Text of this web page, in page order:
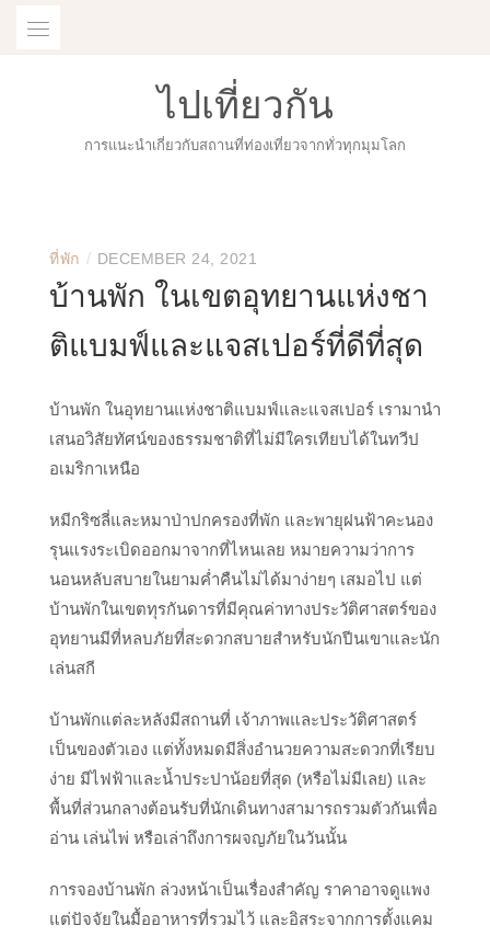
ไปเที่ยวกัน
การแนะนำเกี่ยวกับสถานที่ท่องเที่ยวจากทั่วทุกมุมโลก
ที่พัก / DECEMBER 24, 2021
บ้านพัก ในเขตอุทยานแห่งชา
ติแบมฟ์และแจสเปอร์ที่ดีที่สุด
บ้านพัก ในอุทยานแห่งชาติแบมฟ์และแจสเปอร์ เรามานำ
เสนอวิสัยทัศน์ของธรรมชาติที่ไม่มีใครเทียบได้ในทวีป
อเมริกาเหนือ
หมีกริซลี่และหมาป่าปกครองที่พัก และพายุฝนฟ้าคะนอง
รุนแรงระเบิดออกมาจากที่ไหนเลย หมายความว่าการ
นอนหลับสบายในยามค่ำคืนไม่ได้มาง่ายๆ เสมอไป แต่
บ้านพักในเขตทุรกันดารที่มีคุณค่าทางประวัติศาสตร์ของ
อุทยานมีที่หลบภัยที่สะดวกสบายสำหรับนักปีนเขาและนัก
เล่นสกี
บ้านพักแต่ละหลังมีสถานที่ เจ้าภาพและประวัติศาสตร์
เป็นของตัวเอง แต่ทั้งหมดมีสิ่งอำนวยความสะดวกที่เรียบ
ง่าย มีไฟฟ้าและน้ำประปาน้อยที่สุด (หรือไม่มีเลย) และ
พื้นที่ส่วนกลางต้อนรับที่นักเดินทางสามารถรวมตัวกันเพื่อ
อ่าน เล่นไพ่ หรือเล่าถึงการผจญภัยในวันนั้น
การจองบ้านพัก ล่วงหน้าเป็นเรื่องสำคัญ ราคาอาจดูแพง
แต่ปัจจัยในมื้ออาหารที่รวมไว้ และอิสระจากการตั้งแคม